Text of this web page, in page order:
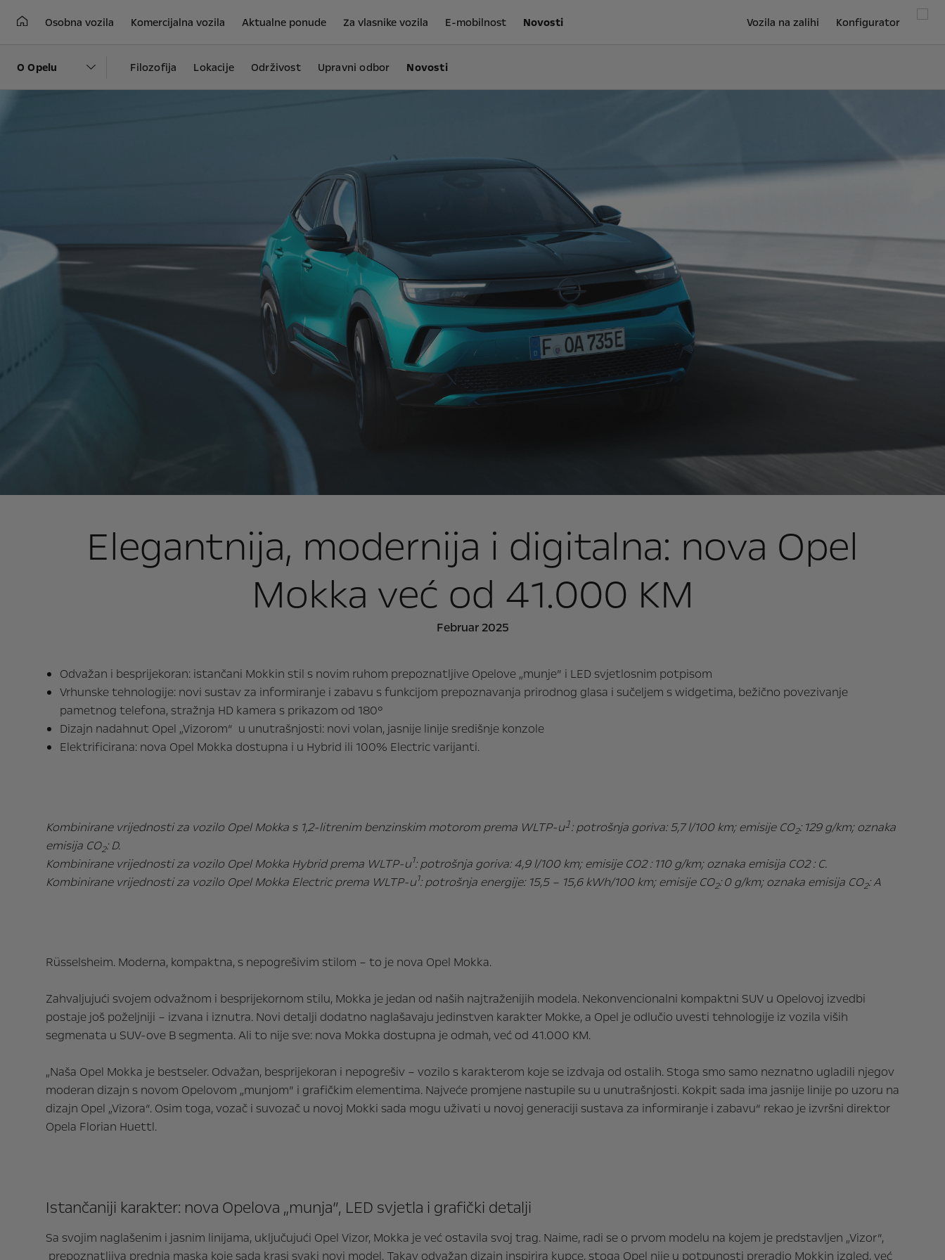
Vozila na zalihi Konfigurator
Osobna vozila Komercijalna vozila Aktualne ponude Za vlasnike vozila E-mobilnost Novosti
O Opelu Filozofija Lokacije Održivost Upravni odbor Novosti
Elegantnija, modernija i digitalna: nova Opel
Mokka već od 41.000 KM
Februar 2025
Odvažan i besprijekoran: istančani Mokkin stil s novim ruhom prepoznatljive Opelove „munje” i LED svjetlosnim potpisom
Vrhunske tehnologije: novi sustav za informiranje i zabavu s funkcijom prepoznavanja prirodnog glasa i sučeljem s widgetima, bežično povezivanje
pametnog telefona, stražnja HD kamera s prikazom od 180°
Dizajn nadahnut Opel „Vizorom“ u unutrašnjosti: novi volan, jasnije linije središnje konzole
Elektrificirana: nova Opel Mokka dostupna i u Hybrid ili 100% Electric varijanti.
Kombinirane vrijednosti za vozilo Opel Mokka s 1,2-litrenim benzinskim motorom prema WLTP-u 1 : potrošnja goriva: 5,7 l/100 km; emisije CO2: 129 g/km; oznaka
emisija CO2: D.
Kombinirane vrijednosti za vozilo Opel Mokka Hybrid prema WLTP-u1: potrošnja goriva: 4,9 l/100 km; emisije CO2 : 110 g/km; oznaka emisija CO2 : C.
Kombinirane vrijednosti za vozilo Opel Mokka Electric prema WLTP-u1: potrošnja energije: 15,5 – 15,6 kWh/100 km; emisije CO2: 0 g/km; oznaka emisija CO2: A
Rüsselsheim. Moderna, kompaktna, s nepogrešivim stilom – to je nova Opel Mokka.
Zahvaljujući svojem odvažnom i besprijekornom stilu, Mokka je jedan od naših najtraženijih modela. Nekonvencionalni kompaktni SUV u Opelovoj izvedbi
postaje još poželjniji – izvana i iznutra. Novi detalji dodatno naglašavaju jedinstven karakter Mokke, a Opel je odlučio uvesti tehnologije iz vozila viših
segmenata u SUV-ove B segmenta. Ali to nije sve: nova Mokka dostupna je odmah, već od 41.000 KM.
„Naša Opel Mokka je bestseler. Odvažan, besprijekoran i nepogrešiv – vozilo s karakterom koje se izdvaja od ostalih. Stoga smo samo neznatno ugladili njegov
moderan dizajn s novom Opelovom „munjom” i grafičkim elementima. Najveće promjene nastupile su u unutrašnjosti. Kokpit sada ima jasnije linije po uzoru na
dizajn Opel „Vizora“. Osim toga, vozač i suvozač u novoj Mokki sada mogu uživati u novoj generaciji sustava za informiranje i zabavu“ rekao je izvršni direktor
Opela Florian Huettl.
Istančaniji karakter: nova Opelova „munja”, LED svjetla i grafički detalji
Sa svojim naglašenim i jasnim linijama, uključujući Opel Vizor, Mokka je već ostavila svoj trag. Naime, radi se o prvom modelu na kojem je predstavljen „Vizor“,
prepoznatljiva prednja maska koje sada krasi svaki novi model. Takav odvažan dizajn inspirira kupce, stoga Opel nije u potpunosti preradio Mokkin izgled, već